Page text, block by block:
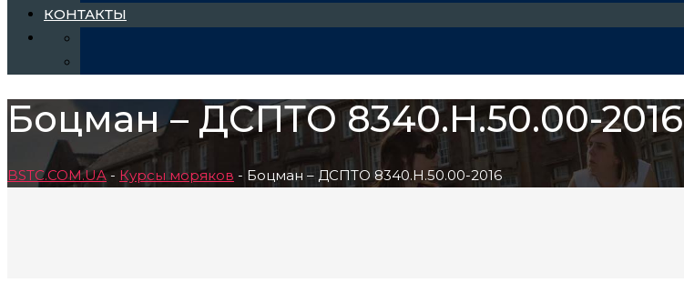
КОНТАКТЫ
Боцман – ДСПТО 8340.Н.50.00-2016
BSTC.COM.UA - Курсы моряков - Боцман – ДСПТО 8340.Н.50.00-2016